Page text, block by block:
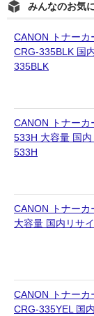
みんなのお気
CANON トナーカ
CRG-335BLK 国
335BLK
CANON トナー
533H 大容量 国
533H
CANON トナー
大容量 国内リサ
CANON トナー
CRG-335YEL 国